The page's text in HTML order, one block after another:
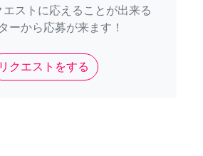
エストに応えることが出来る
ーから応募が来ます！
リクエストをする